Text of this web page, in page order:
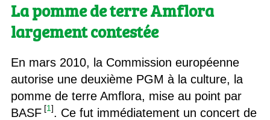
La pomme de terre Amflora
largement contestée
En mars 2010, la Commission européenne
autorise une deuxième PGM à la culture, la
pomme de terre Amflora, mise au point par
BASF[1]. Ce fut immédiatement un concert de